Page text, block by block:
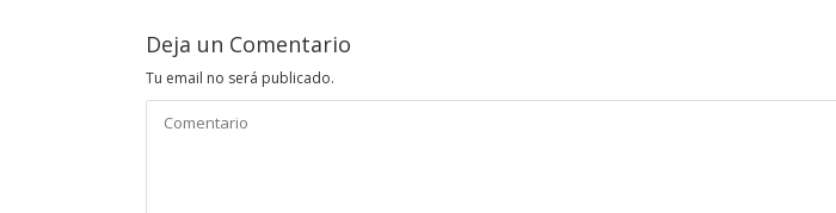
Deja un Comentario
Tu email no será publicado.